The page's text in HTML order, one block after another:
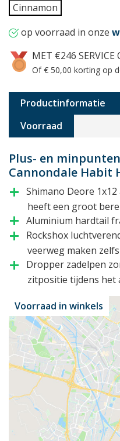
Cinnamon
op voorraad in onze
MET €246 SERVICE
Of € 50,00 korting op
Productinformatie
Voorraad
Plus- en
Cannondale Habit
add Shimano Deore
heeft een groot
add Aluminium hardtail
add
Rockshox
veerweg maken
add
Dropper zadelpen
zitpositie tijdens het
Voorraad in winkels